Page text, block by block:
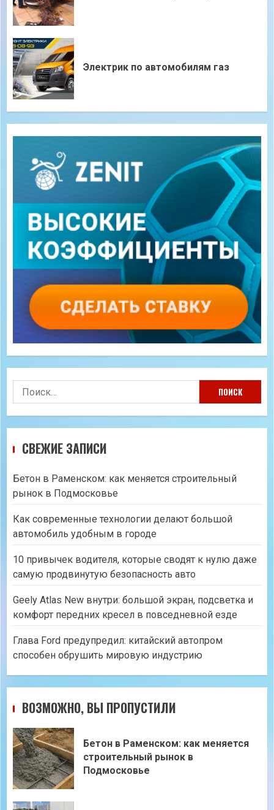
Электрик по автомобилям газ
Найти:
СВЕЖИЕ ЗАПИСИ
Бетон в Раменском: как меняется строительный
рынок в Подмосковье
Как современные технологии делают большой
автомобиль удобным в городе
10 привычек водителя, которые сводят к нулю даже
самую продвинутую безопасность авто
Geely Atlas New внутри: большой экран, подсветка и
комфорт передних кресел в повседневной езде
Глава Ford предупредил: китайский автопром
способен обрушить мировую индустрию
ВОЗМОЖНО, ВЫ ПРОПУСТИЛИ
Бетон в Раменском: как меняется
строительный рынок в
Подмосковье